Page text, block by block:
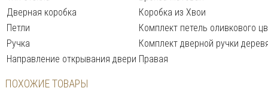
Дверная коробка
Коробка из Хвои
Петли
Комплект петель оливкового
Ручка
Комплект дверной ручки
Направление открывания двери Правая
ПОХОЖИЕ ТОВАРЫ